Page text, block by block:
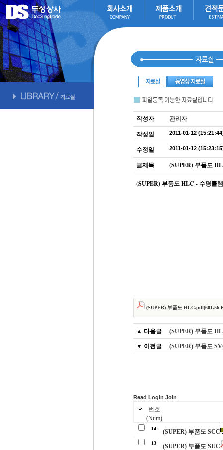
작성자 관리자
작성일 2011-01-12
수정일 2011-01-12
글제목 (SUPER) 부품도
(SUPER) 부품도 HLC - 수평클
(SUPER) 부품도 HLC.pdf(601.56
▲ 다음글 (SUPER) 부품도
▼ 이전글 (SUPER) 부품도
Read Login Join
번호
(Num)
14 (SUPER) 부품도 SCC
13 (SUPER) 부품도 SUC